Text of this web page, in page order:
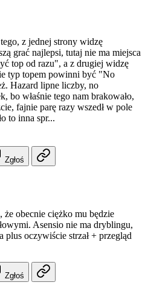
z jednej strony widzę
grać najlepsi, tutaj nie ma miejsca
top od razu", a z drugiej widzę
typ topem powinni być "No
Hazard lipne liczby, no
bo właśnie tego nam brakowało,
fajnie parę razy wszedł w pole
to inna spr...
Zgłoś
obecnie ciężko mu będzie
Asensio nie ma dryblingu,
oczywiście strzał + przegląd
Zgłoś